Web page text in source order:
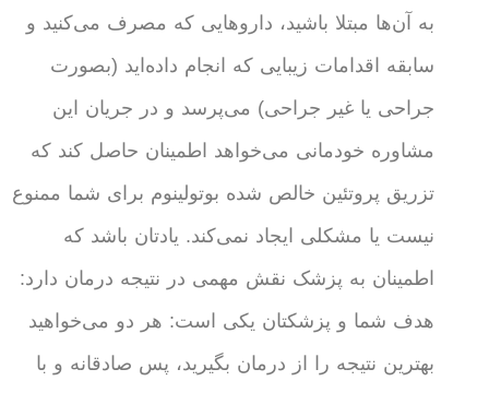
به آن‌ها مبتلا باشید، داروهایی که مصرف می‌کنید و
سابقه اقدامات زیبایی که انجام داده‌اید (بصورت
جراحی یا غیر جراحی) می‌پرسد و در جریان این
مشاوره خودمانی می‌خواهد اطمینان حاصل کند که
تزریق پروتئین خالص شده بوتولینوم برای شما ممنوع
نیست یا مشکلی ایجاد نمی‌کند. یادتان باشد که
اطمینان به پزشک نقش مهمی در نتیجه درمان دارد:
هدف شما و پزشکتان یکی است: هر دو می‌خواهید
بهترین نتیجه را از درمان بگیرید، پس صادقانه و با